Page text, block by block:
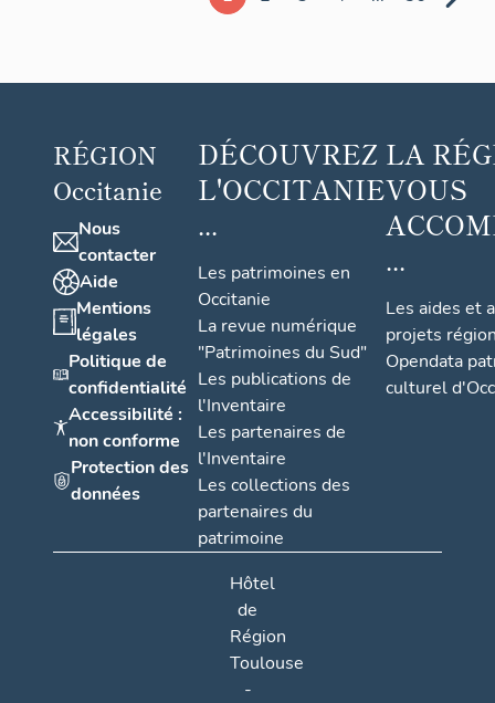
RÉGION
Occitanie
Nous
contacter
Aide
Mentions
légales
Politique de
confidentialité
Accessibilité :
non conforme
Protection des
données
DÉCOUVREZ
L'OCCITANIE
...
Les patrimoines en
Occitanie
La revue numérique
"Patrimoines du Sud"
Les publications de
l'Inventaire
Les partenaires de
l'Inventaire
Les collections des
partenaires du
patrimoine
LA
VOUS
...
Les aides et
projets
Opendata
culturel
Hôtel
de
Région
Toulouse
-